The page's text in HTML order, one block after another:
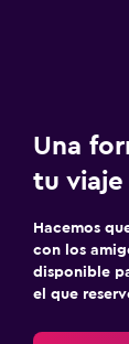
Comedor
Almuerzos
Bar de tapas
Restaurante
Una
tu viaje
Hacemos
con los
disponible
el que